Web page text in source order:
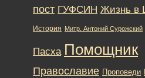
пост ГУФСИН Жизнь в
История Митр. Антоний Сурожский
Пасха Помощник
Православие Проповеди